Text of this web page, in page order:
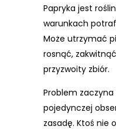
Papryka jest
warunkach
Może utrzymać
rosnąć,
przyzwoity zbiór.
Problem
pojedynczej
zasadę. Ktoś nie